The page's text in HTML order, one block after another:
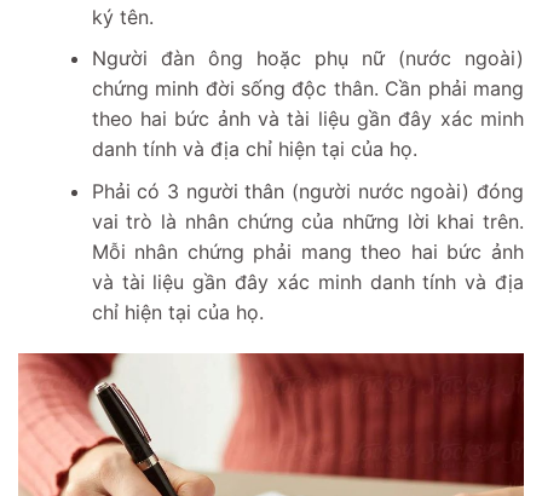
ký tên.
Người đàn ông hoặc phụ nữ (nước ngoài)
chứng minh đời sống độc thân. Cần phải mang
theo hai bức ảnh và tài liệu gần đây xác minh
danh tính và địa chỉ hiện tại của họ.
Phải có 3 người thân (người nước ngoài) đóng
vai trò là nhân chứng của những lời khai trên.
Mỗi nhân chứng phải mang theo hai bức ảnh
và tài liệu gần đây xác minh danh tính và địa
chỉ hiện tại của họ.